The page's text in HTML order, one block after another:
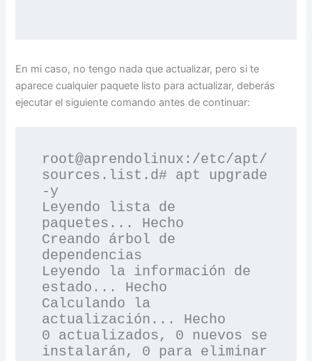
En mi caso, no tengo nada que actualizar, pero si te
aparece cualquier paquete listo para actualizar, deberás
ejecutar el siguiente comando antes de continuar:
root@aprendolinux:/etc/apt/
sources.list.d# apt upgrade
-y
Leyendo lista de
paquetes... Hecho
Creando árbol de
dependencias
Leyendo la información de
estado... Hecho
Calculando la
actualización... Hecho
0 actualizados, 0 nuevos se
instalarán, 0 para eliminar